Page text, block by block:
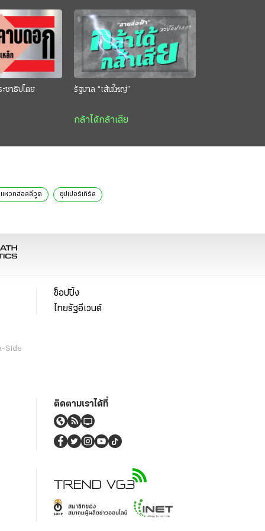
ชาธิปไตย รัฐบาล “เส้นใหญ่”
กล้าได้กล้าเสีย
แหวกฮอลลีวูด ซุปเปอร์เกิร์ล
Side
ช็อปปิ้ง
ไทยรัฐอีเวนต์
ติดตามเราได้ที่